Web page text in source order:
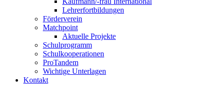
Lehrerfortbildungen
Förderverein
Matchpoint
Aktuelle Projekte
Schulprogramm
Schulkooperationen
ProTandem
Wichtige Unterlagen
Kontakt